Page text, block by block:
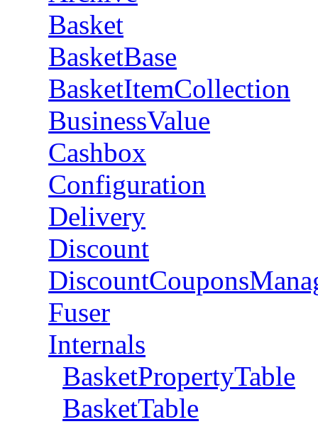
Basket
BasketBase
BasketItemCollection
BusinessValue
Cashbox
Configuration
Delivery
Discount
Fuser
Internals
BasketPropertyTable
BasketTable